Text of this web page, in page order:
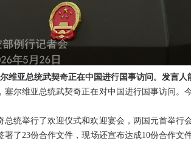
维亚总统武契奇正在中国进行国事访问。发言
塞尔维亚总统武契奇正在对中国进行国事访问
总统举行了欢迎仪式和欢迎宴会，两国元首举
署了23份合作文件，现场还宣布达成10份合作